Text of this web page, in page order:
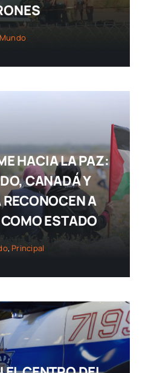
Mundo
HACIA LA PAZ:
CANADÁ Y
A
ESTADO
,Principal